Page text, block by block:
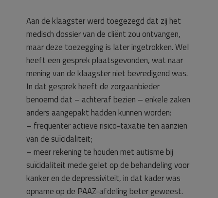
Aan de klaagster werd toegezegd dat zij het
medisch dossier van de cliënt zou ontvangen,
maar deze toezegging is later ingetrokken. Wel
heeft een gesprek plaatsgevonden, wat naar
mening van de klaagster niet bevredigend was.
In dat gesprek heeft de zorgaanbieder
benoemd dat – achteraf bezien – enkele zaken
anders aangepakt hadden kunnen worden:
– frequenter actieve risico-taxatie ten aanzien
van de suïcidaliteit;
– meer rekening te houden met autisme bij
suïcidaliteit mede gelet op de behandeling voor
kanker en de depressiviteit, in dat kader was
opname op de PAAZ-afdeling beter geweest.